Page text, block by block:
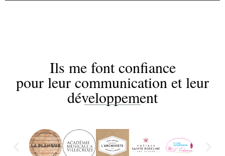
Ils me font confiance
pour leur communication et leur
développement